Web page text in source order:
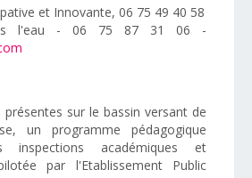
et Innovante, 06 75 49 40 58
l'eau - 06 75 87 31 06 -
présentes sur le bassin versant de
un programme pédagogique
académiques et
par l'Etablissement Public